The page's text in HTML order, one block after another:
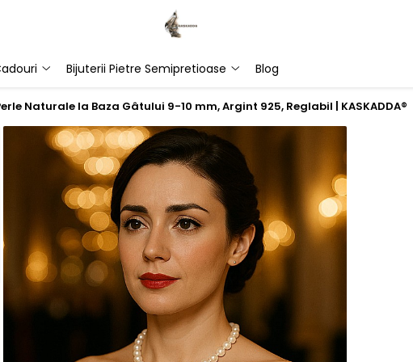
Bijuterii Pietre Semipretioase Blog
Naturale la Baza Gâtului 9-10 mm, Argint 925, Reglabil | KASKADDA®